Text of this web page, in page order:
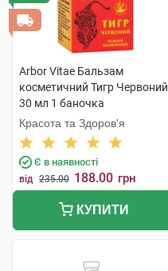
Arbor Vitae Бальзам
косметичний Тигр Червоний
30 мл 1 баночка
Красота та Здоров'я
Є в наявності
від 235.00 188.00 грн
КУПИТИ